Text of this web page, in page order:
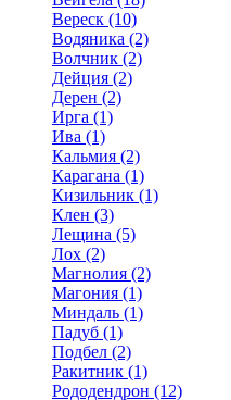
Вереск (10)
Водяника (2)
Волчник (2)
Дейция (2)
Дерен (2)
Ирга (1)
Ива (1)
Кальмия (2)
Карагана (1)
Кизильник (1)
Клен (3)
Лещина (5)
Лох (2)
Магнолия (2)
Магония (1)
Миндаль (1)
Падуб (1)
Подбел (2)
Ракитник (1)
Рододендрон (12)